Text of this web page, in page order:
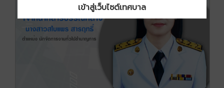
เข้าสู่เว็บไซต์เทศบาล